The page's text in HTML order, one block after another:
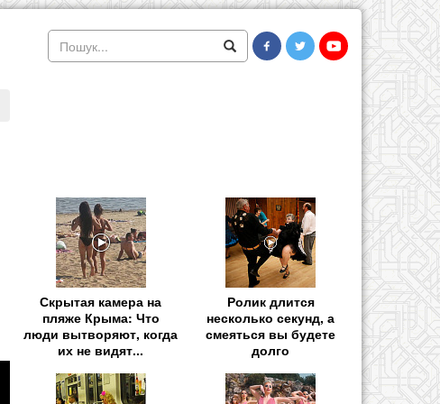
Скрытая камера на
пляже Крыма: Что
люди вытворяют, когда
их не видят...
Ролик длится
несколько секунд, а
смеяться вы будете
долго